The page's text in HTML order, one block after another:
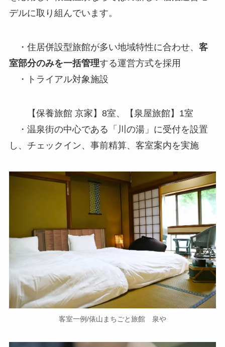
デルに取り組んでいます。
・住居併設型旅館が多い地域特性に合わせ、 客
室部分のみを一括管理する運営方式を採用
・トライアル対象施設
【保養旅館 京家】8室、【泉屋旅館】1室
・温泉街の中心である「川の湯」に受付を設置
し、チェックイン、事前精算、客室案内を実施
客室一例/俵山まちごと旅館 泉や